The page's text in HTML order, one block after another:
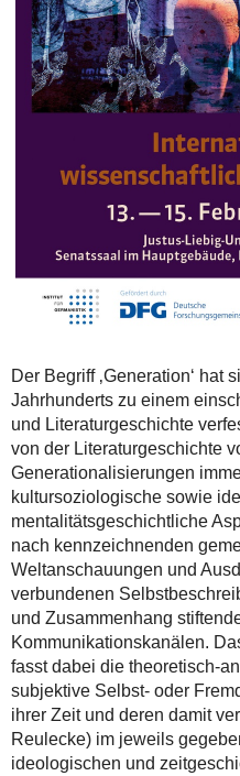
Der Begriff ‚Generation‘ hat
Jahrhunderts zu einem
und Literaturgeschichte
von der Literaturgeschichte
Generationalisierungen
kultursoziologische sowie
mentalitätsgeschichtliche
nach kennzeichnenden
Weltanschauungen und
verbundenen
und Zusammenhang
Kommunikationskanälen.
fasst dabei die theoretisch-
subjektive Selbst- oder
ihrer Zeit und deren damit
Reulecke) im jeweils
ideologischen und